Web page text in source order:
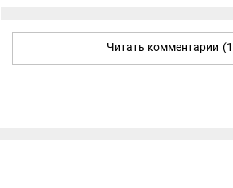
Читать комментарии